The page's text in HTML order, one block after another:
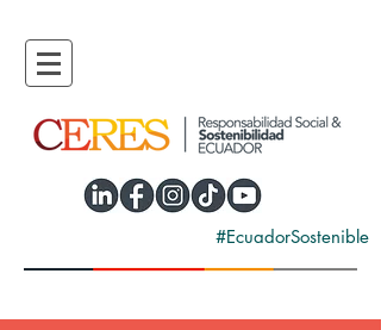
#EcuadorSostenible